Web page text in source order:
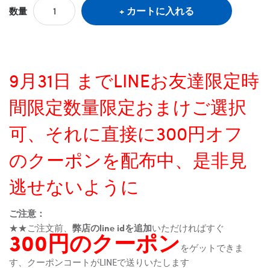
数量 カートに入れる
9月31日 までLINEお友達限定時
間限定数量限定おまけご選択
可、それに直接に300円オフ
のクーポンを配布中、是非見
逃せないように
ご注意：
★★ご注文前、 弊店のline idを追加いただければすぐ
300円のクーポンをゲットできま
す、クーポンコートがLINEで送りいたします